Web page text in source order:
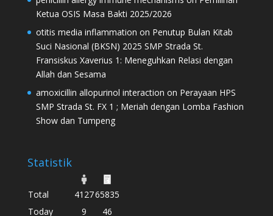
Ketua OSIS Masa Bakti 2025/2026
otitis media inflammation on Penutup Bulan Kitab
Suci Nasional (BKSN) 2025 SMP Strada St.
Fransiskus Xaverius 1: Meneguhkan Relasi dengan
Allah dan Sesama
amoxicillin allopurinol interaction on Perayaan HPS
SMP Strada St. FX 1 ; Meriah dengan Lomba Fashion
Show dan Tumpeng
Statistik
Total 412765835
Today
9 46